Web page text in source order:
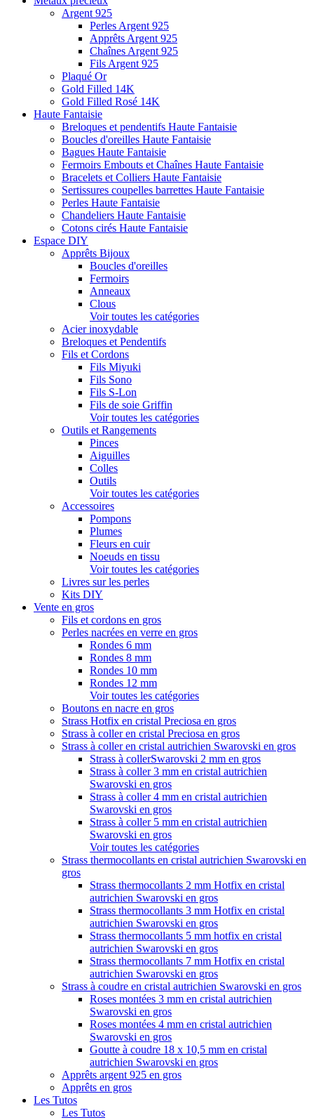
Argent 925
Perles Argent 925
Apprêts Argent 925
Chaînes Argent 925
Fils Argent 925
Plaqué Or
Gold Filled 14K
Gold Filled Rosé 14K
Haute Fantaisie
Breloques et pendentifs Haute Fantaisie
Boucles d'oreilles Haute Fantaisie
Bagues Haute Fantaisie
Fermoirs Embouts et Chaînes Haute Fantaisie
Bracelets et Colliers Haute Fantaisie
Sertissures coupelles barrettes Haute Fantaisie
Perles Haute Fantaisie
Chandeliers Haute Fantaisie
Cotons cirés Haute Fantaisie
Espace DIY
Apprêts Bijoux
Boucles d'oreilles
Fermoirs
Anneaux
Clous
Voir toutes les catégories
Acier inoxydable
Breloques et Pendentifs
Fils et Cordons
Fils Miyuki
Fils Sono
Fils S-Lon
Fils de soie Griffin
Voir toutes les catégories
Outils et Rangements
Pinces
Aiguilles
Colles
Outils
Voir toutes les catégories
Accessoires
Pompons
Plumes
Fleurs en cuir
Noeuds en tissu
Voir toutes les catégories
Livres sur les perles
Kits DIY
Vente en gros
Fils et cordons en gros
Perles nacrées en verre en gros
Rondes 6 mm
Rondes 8 mm
Rondes 10 mm
Rondes 12 mm
Voir toutes les catégories
Boutons en nacre en gros
Strass Hotfix en cristal Preciosa en gros
Strass à coller en cristal Preciosa en gros
Strass à coller en cristal autrichien Swarovski en gros
Strass à collerSwarovski 2 mm en gros
Strass à coller 3 mm en cristal autrichien
Swarovski en gros
Strass à coller 4 mm en cristal autrichien
Swarovski en gros
Strass à coller 5 mm en cristal autrichien
Swarovski en gros
Voir toutes les catégories
Strass thermocollants en cristal autrichien Swarovski en
gros
Strass thermocollants 2 mm Hotfix en cristal
autrichien Swarovski en gros
Strass thermocollants 3 mm Hotfix en cristal
autrichien Swarovski en gros
Strass thermocollants 5 mm hotfix en cristal
autrichien Swarovski en gros
Strass thermocollants 7 mm Hotfix en cristal
autrichien Swarovski en gros
Strass à coudre en cristal autrichien Swarovski en gros
Roses montées 3 mm en cristal autrichien
Swarovski en gros
Roses montées 4 mm en cristal autrichien
Swarovski en gros
Goutte à coudre 18 x 10,5 mm en cristal
autrichien Swarovski en gros
Apprêts argent 925 en gros
Apprêts en gros
Les Tutos
Les Tutos